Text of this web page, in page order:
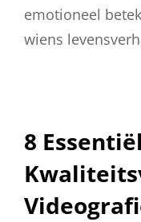
emotioneel
wiens
8